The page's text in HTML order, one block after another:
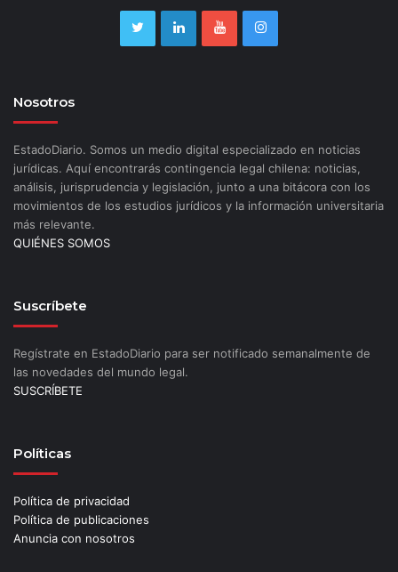
Nosotros
EstadoDiario. Somos un medio digital especializado en noticias
jurídicas. Aquí encontrarás contingencia legal chilena: noticias,
análisis, jurisprudencia y legislación, junto a una bitácora con los
movimientos de los estudios jurídicos y la información universitaria
más relevante.
QUIÉNES SOMOS
Suscríbete
Regístrate en EstadoDiario para ser notificado semanalmente de
las novedades del mundo legal.
SUSCRÍBETE
Políticas
Política de privacidad
Política de publicaciones
Anuncia con nosotros